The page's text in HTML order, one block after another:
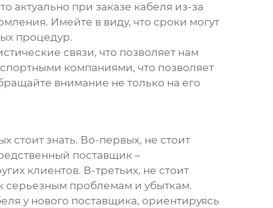
актуально при заказе кабеля из-за
Имейте в виду, что сроки могут
процедур.
связи, что позволяет нам
компаниями, что позволяет
внимание не только на его
стоит знать. Во-первых, не стоит
поставщик –
клиентов. В-третьих, не стоит
серьезным проблемам и убыткам.
у нового поставщика, ориентируясь